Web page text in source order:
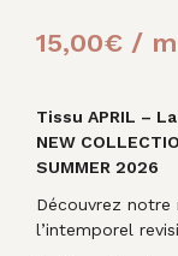
15,00€ / m
Tissu APRIL –
NEW
SUMMER 2026
Découvrez notre
l’intemporel